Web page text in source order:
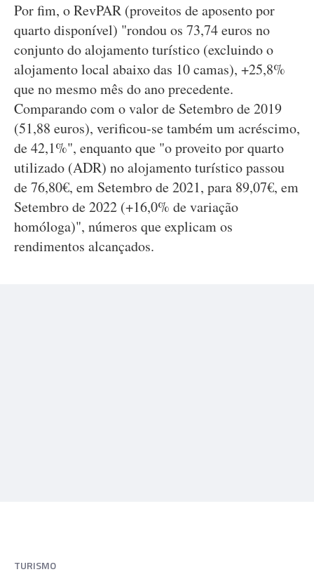
Por fim, o RevPAR (proveitos de aposento por
quarto disponível) "rondou os 73,74 euros no
conjunto do alojamento turístico (excluindo o
alojamento local abaixo das 10 camas), +25,8%
que no mesmo mês do ano precedente.
Comparando com o valor de Setembro de 2019
(51,88 euros), verificou-se também um acréscimo,
de 42,1%", enquanto que "o proveito por quarto
utilizado (ADR) no alojamento turístico passou
de 76,80€, em Setembro de 2021, para 89,07€, em
Setembro de 2022 (+16,0% de variação
homóloga)", números que explicam os
rendimentos alcançados.
TURISMO